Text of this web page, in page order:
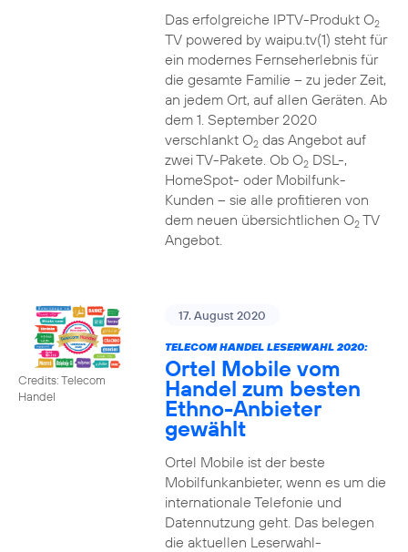
Das erfolgreiche IPTV-Produkt O2
TV powered by waipu.tv(1) steht für
ein modernes Fernseherlebnis für
die gesamte Familie – zu jeder Zeit,
an jedem Ort, auf allen Geräten. Ab
dem 1. September 2020
verschlankt O2das Angebot auf
zwei TV-Pakete. Ob O2DSL-,
HomeSpot- oder Mobilfunk-
Kunden – sie alle profitieren von
dem neuen übersichtlichen O2TV
Angebot.
Credits: Telecom
Handel
17. August 2020
TELECOM HANDEL LESERWAHL 2020:
Ortel Mobile vom
Handel zum besten
Ethno-Anbieter
gewählt
Ortel Mobile ist der beste
Mobilfunkanbieter, wenn es um die
internationale Telefonie und
Datennutzung geht. Das belegen
die aktuellen Leserwahl-